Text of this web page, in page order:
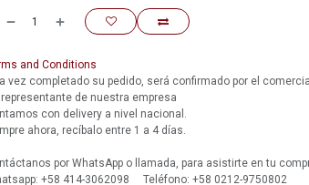
and Conditions
vez completado su pedido, será confirmado por el
representante de nuestra empresa
con delivery a nivel nacional.
ahora, recíbalo entre 1 a 4 días.
por WhatsApp o llamada, para asistirte en tu
+58 414-3062098 Teléfono: +58 0212-9750802